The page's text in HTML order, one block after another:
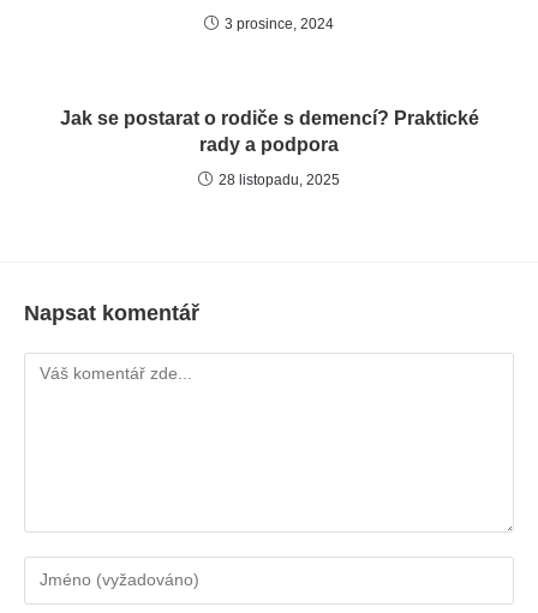
3 prosince, 2024
Jak se postarat o rodiče s demencí? Praktické
rady a podpora
28 listopadu, 2025
Napsat komentář